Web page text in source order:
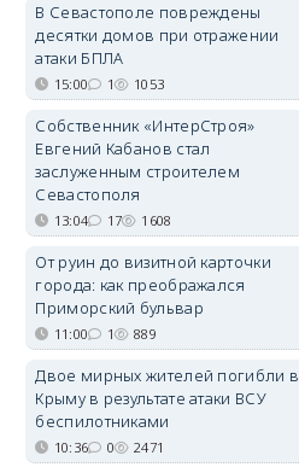
В Севастополе повреждены
десятки домов при отражении
атаки БПЛА
15:00 1 1053
Собственник «ИнтерСтроя»
Евгений Кабанов стал
заслуженным строителем
Севастополя
13:04 17 1608
От руин до визитной карточки
города: как преображался
Приморский бульвар
11:00 1 889
Двое мирных жителей погибли в
Крыму в результате атаки ВСУ
беспилотниками
10:36 0 2471